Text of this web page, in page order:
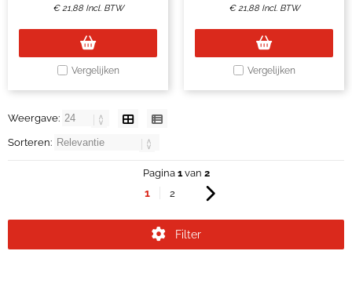
€21,88 Incl. BTW
Vergelijken
€21,88 Incl. BTW
Vergelijken
Weergave:
Sorteren:
Pagina 1van 2
1 2
Filter